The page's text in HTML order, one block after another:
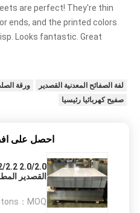
are perfect! They're thin
ends, and the printed colors
Looks fantastic. Great
لفة الصفائح المعدنية القصدير
ورقة
صفيح كهربائيا رئيسيا
احصل على
القصدير
MOQ：
25tons